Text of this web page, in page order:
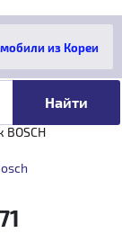
из Кореи